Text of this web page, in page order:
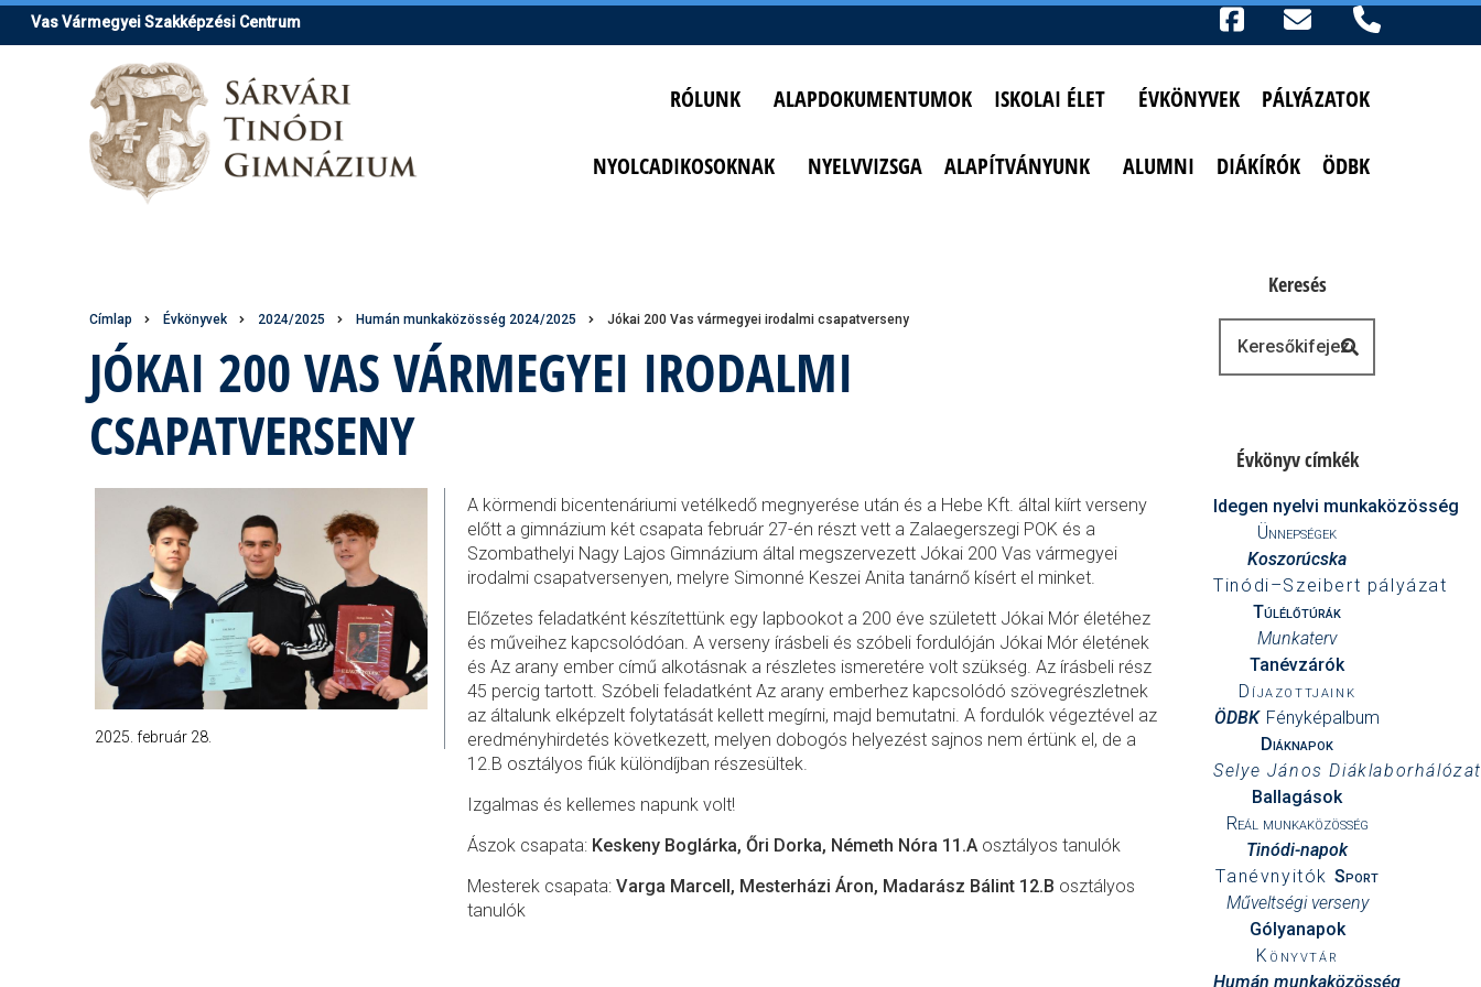
UgrásVas Vármegyei Szakképzési Centrum
RÓLUNK ALAPDOKUMENTUMOK ISKOLAI ÉLET ÉVKÖNYVEK PÁLYÁZATOK
NYOLCADIKOSOKNAK NYELVVIZSGA ALAPÍTVÁNYUNK ALUMNI DIÁKÍRÓK ÖDBK
Morzsa
Címlap Évkönyvek 2024/2025 Humán munkaközösség 2024/2025 Jókai 200 Vas vármegyei irodalmi csapatverseny
JÓKAI 200 VAS VÁRMEGYEI IRODALMI
CSAPATVERSENY
A körmendi bicentenáriumi vetélkedő megnyerése után és a Hebe Kft. által kiírt verseny
előtt a gimnázium két csapata február 27-én részt vett a Zalaegerszegi POK és a
Szombathelyi Nagy Lajos Gimnázium által megszervezett Jókai 200 Vas vármegyei
irodalmi csapatversenyen, melyre Simonné Keszei Anita tanárnő kísért el minket.
Előzetes feladatként készítettünk egy lapbookot a 200 éve született Jókai Mór életéhez
és műveihez kapcsolódóan. A verseny írásbeli és szóbeli fordulóján Jókai Mór életének
és Az arany ember című alkotásnak a részletes ismeretére volt szükség. Az írásbeli rész
45 percig tartott. Szóbeli feladatként Az arany emberhez kapcsolódó szövegrészletnek
az általunk elképzelt folytatását kellett megírni, majd bemutatni. A fordulók végeztével az
eredményhirdetés következett, melyen dobogós helyezést sajnos nem értünk el, de a
12.B osztályos fiúk különdíjban részesültek.
Izgalmas és kellemes napunk volt!
Ászok csapata: Keskeny Boglárka, Őri Dorka, Németh Nóra 11.A osztályos tanulók
Mesterek csapata:Varga Marcell, Mesterházi Áron, Madarász Bálint 12.B osztályos
tanulók
2025. február 28.
Keresés
Évkönyv címkék
Idegen nyelvi munkaközösség
Ünnepségek
Koszorúcska
Tinódi–Szeibert pályázat
Túlélőtúrák
Munkaterv
Tanévzárók
Díjazottjaink
ÖDBK Fényképalbum
Diáknapok
Selye János
Ballagások
Reál munkaközösség
Tinódi-napok
Tanévnyitók Sport
Műveltségi verseny
Gólyanapok
Könyvtár
Humán munkaközösség